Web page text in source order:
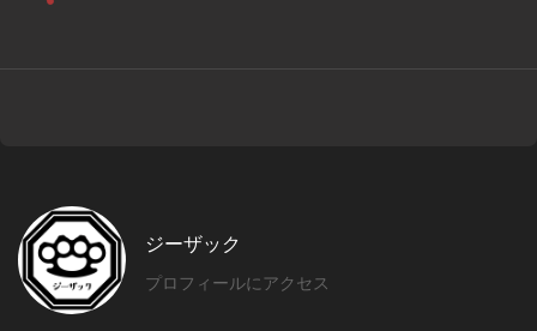
ジーザック
プロフィールにアクセス